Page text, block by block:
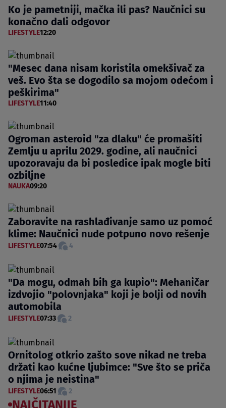
Ko je pametniji, mačka ili pas? Naučnici su
konačno dali odgovor
LIFESTYLE12:20
"Mesec dana nisam koristila omekšivač za
veš. Evo šta se dogodilo sa mojom odećom i
peškirima"
LIFESTYLE11:40
Ogroman asteroid "za dlaku" će promašiti
Zemlju u aprilu 2029. godine, ali naučnici
upozoravaju da bi posledice ipak mogle biti
ozbiljne
NAUKA09:20
Zaboravite na rashlađivanje samo uz pomoć
klime: Naučnici nude potpuno novo rešenje
LIFESTYLE07:54 4
"Da mogu, odmah bih ga kupio": Mehaničar
izdvojio "polovnjaka" koji je bolji od novih
automobila
LIFESTYLE07:33 2
Ornitolog otkrio zašto sove nikad ne treba
držati kao kućne ljubimce: "Sve što se priča
o njima je neistina"
LIFESTYLE06:51 2
NAJČITANIJE